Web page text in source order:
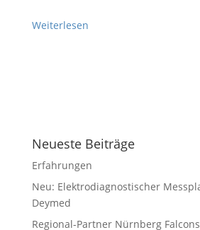
Weiterlesen
Neueste Beiträge
Erfahrungen
Neu: Elektrodiagnostischer
Deymed
Regional-Partner Nürnberg Falcons